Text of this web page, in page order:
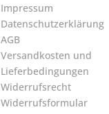
Impressum
Datenschutzerklärung
AGB
Versandkosten und
Lieferbedingungen
Widerrufsrecht
Widerrufsformular